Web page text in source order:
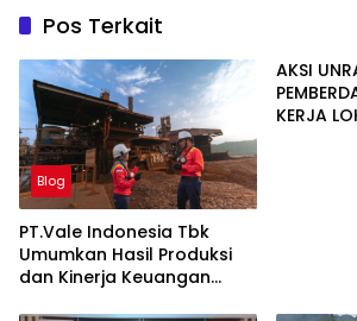
Pos Terkait
Blog
PT.Vale Indonesia Tbk
Umumkan Hasil Produksi
dan Kinerja Keuangan
AKSI
KERJA